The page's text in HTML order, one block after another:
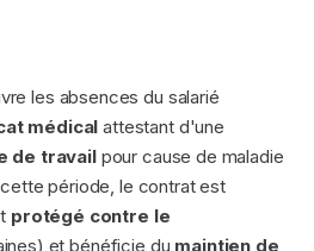
les absences du salarié
médical attestant d'une
de travailpour cause de maladie
période, le contrat est
protégé contre le
et bénéficie du maintien de